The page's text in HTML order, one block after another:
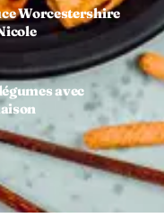
Worcestershire
avec